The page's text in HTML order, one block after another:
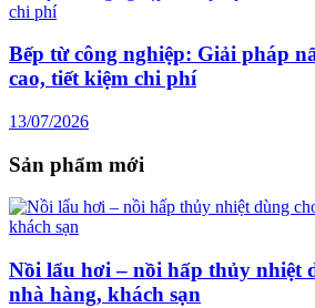
Bếp từ công nghiệp: Giải pháp
cao, tiết kiệm chi phí
13/07/2026
Sản phẩm mới
Nồi lẩu hơi – nồi hấp thủy nhiệt
nhà hàng, khách sạn